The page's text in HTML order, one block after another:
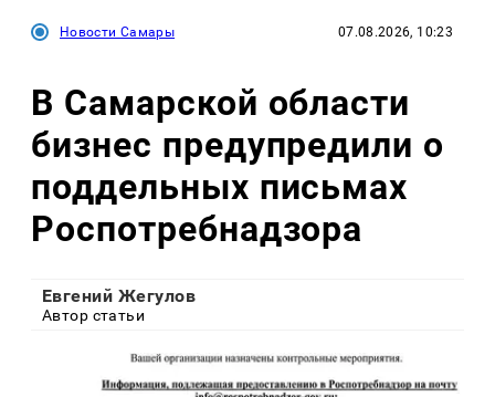
Новости Самары 07.08.2026, 10:23
В Самарской области
бизнес предупредили о
поддельных письмах
Роспотребнадзора
Евгений Жегулов
Автор статьи